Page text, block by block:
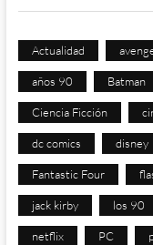
Actualidad
años 90 Batman
Ciencia Ficción
dc comics disney
Fantastic Four
jack kirby los 90
netflix PC